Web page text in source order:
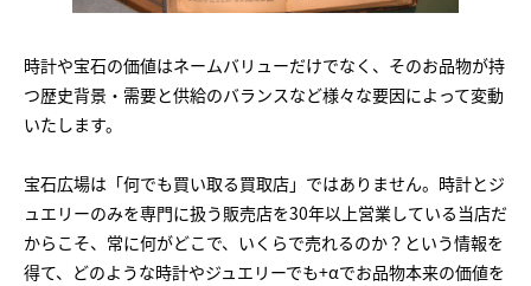
時計や宝石の価値はネームバリューだけでなく、そのお品物が持
つ歴史背景・需要と供給のバランスなど様々な要因によって変動
いたします。
宝石広場は「何でも買い取る買取店」ではありません。時計とジ
ュエリーのみを専門に扱う販売店を30年以上営業している当店だ
からこそ、常に何がどこで、いくらで売れるのか？という情報を
得て、どのような時計やジュエリーでも+αでお品物本来の価値を